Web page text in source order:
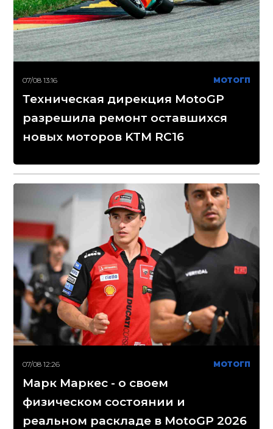
07/08 13:16 МОТОГП
Техническая дирекция MotoGP
разрешила ремонт оставшихся
новых моторов KTM RC16
07/08 12:26 МОТОГП
Марк Маркес - о своем
физическом состоянии и
реальном раскладе в MotoGP 2026